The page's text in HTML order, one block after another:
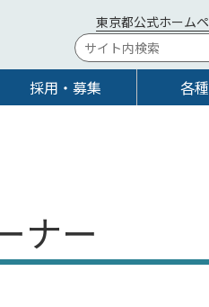
東京都公式ホーム
採用・募集 各
ナー